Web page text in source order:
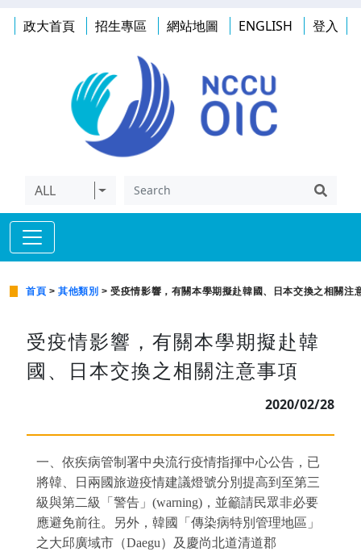
政大首頁 招生專區 網站地圖 ENGLISH 登入
ALL
首頁 >其他類別 > 受疫情影響，有關本學期擬赴韓國、日本交換之相關注
受疫情影響，有關本學期擬赴韓
國、日本交換之相關注意事項
2020/02/28
一、依疾病管制署中央流行疫情指揮中心公告，已
將韓、日兩國旅遊疫情建議燈號分別提高到至第三
級與第二級「警告」(warning)，並籲請民眾非必要
應避免前往。另外，韓國「傳染病特別管理地區」
之大邱廣域市（Daegu）及慶尚北道清道郡